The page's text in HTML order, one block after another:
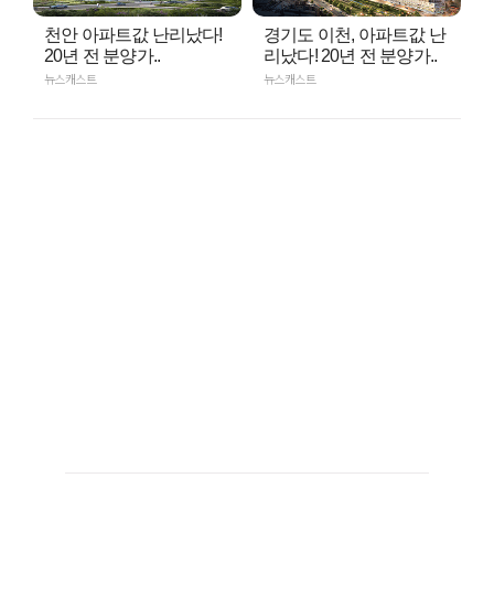
천안 아파트값 난리났다!
20년 전 분양가..
뉴스캐스트
경기도 이천, 아파트값 난
리났다! 20년 전 분양가..
뉴스캐스트